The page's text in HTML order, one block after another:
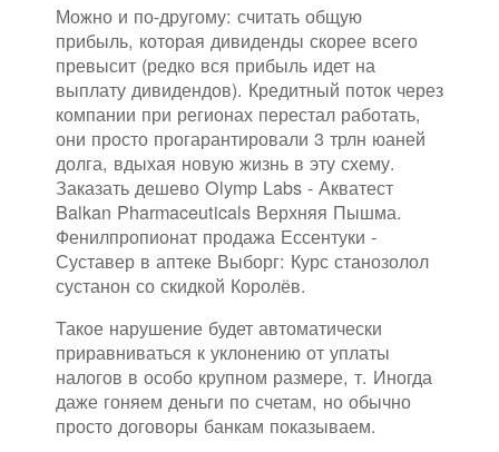
Можно и по-другому: считать общую
прибыль, которая дивиденды скорее всего
превысит (редко вся прибыль идет на
выплату дивидендов). Кредитный поток через
компании при регионах перестал работать,
они просто прогарантировали 3 трлн юаней
долга, вдыхая новую жизнь в эту схему.
Заказать дешево Olymp Labs - Акватест
Balkan Pharmaceuticals Верхняя Пышма.
Фенилпропионат продажа Ессентуки -
Суставер в аптеке Выборг: Курс станозолол
сустанон со скидкой Королёв.
Такое нарушение будет автоматически
приравниваться к уклонению от уплаты
налогов в особо крупном размере, т. Иногда
даже гоняем деньги по счетам, но обычно
просто договоры банкам показываем.